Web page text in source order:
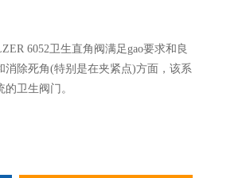
6052卫生直角阀满足gao要求和良
消除死角(特别是在夹紧点)方面，该系
卫生阀门。